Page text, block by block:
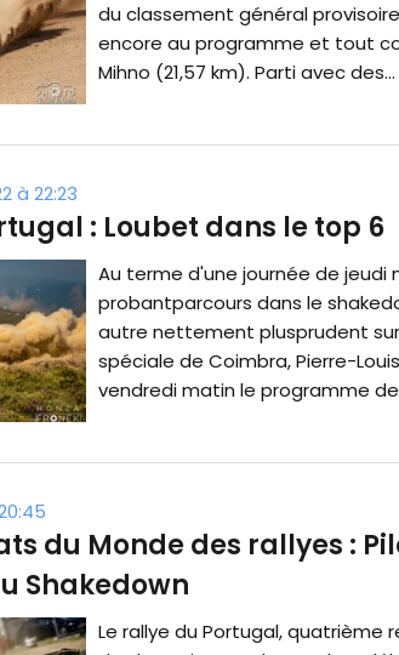
du classement général
encore au programme et tout
Mihno (21,57 km). Parti avec des...
à 22:23
: Loubet dans le top 6
Au terme d'une journée de jeudi
probantparcours dans le
autre nettement plusprudent
spéciale de Coimbra, Pierre-
vendredi matin le programme de
du Monde des rallyes :
Shakedown
Le rallye du Portugal, quatrième